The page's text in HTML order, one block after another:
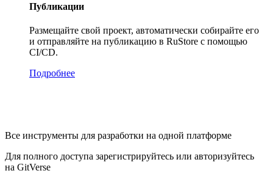
Публикации
Размещайте свой проект, автоматически собирайте его
и отправляйте на публикацию в RuStore с помощью
CI/CD.
Подробнее
Все инструменты для разработки на одной платформе
Для полного доступа зарегистрируйтесь или авторизуйтесь
на GitVerse